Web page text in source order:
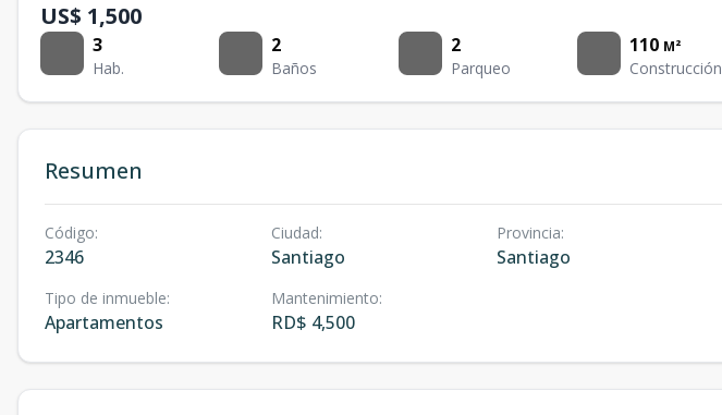
US$ 1,500
3
Hab.
2
Baños
2
Parqueo
110 M²
Construcción
Resumen
Código:
2346
Ciudad:
Santiago
Provincia:
Santiago
Tipo de inmueble:
Apartamentos
Mantenimiento:
RD$ 4,500